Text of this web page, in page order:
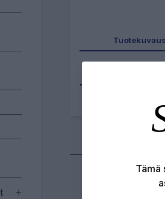
Tuotekuvaus
Tuotenumero:
Tämä